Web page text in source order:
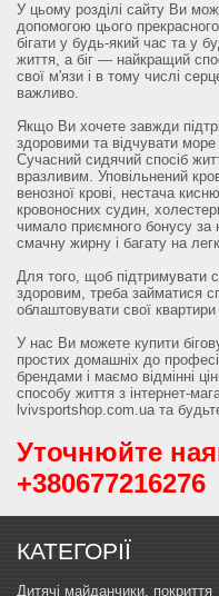
У цьому розділі сайту Ви
допомогою цього
бігати у будь-який час та у
життя, а біг — найкращий
свої м'язи і в тому числі
важливо.
Якщо Ви хочете завжди
здоровими та відчувати море
Сучасний сидячий спосіб
вразливим. Уповільнений
венозної крові, нестача
кровоносних судин,
чимало приємного бонусу за
смачну жирну і багату на
Для того, щоб підтримувати
здоровим, треба займатися
облаштовувати свої
У нас Ви можете купити
простих домашніх до
брендами і маємо відмінні
способу життя з інтернет-
lvivsportshop.com.ua та
Уточнюйте
+380677216276
КАТЕГОРІЇ
Дитячі майданчики, покриття